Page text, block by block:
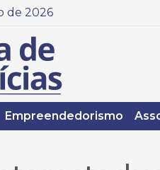
de 2026
Empreendedorismo